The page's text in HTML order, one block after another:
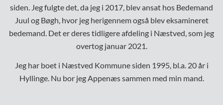
siden. Jeg fulgte det, da jeg i 2017, blev ansat hos Bedemand
Juul og Bøgh, hvor jeg herigennem også blev eksamineret
bedemand. Det er deres tidligere afdeling i Næstved, som jeg
overtog januar 2021.
Jeg har boet i Næstved Kommune siden 1995, bl.a. 20 år i
Hyllinge. Nu bor jeg Appenæs sammen med min mand.